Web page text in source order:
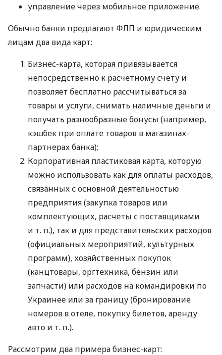
управление через мобильное приложение.
Обычно банки предлагают ФЛП и юридическим
лицам два вида карт:
Бизнес-карта, которая привязывается
непосредственно к расчетному счету и
позволяет бесплатно рассчитываться за
товары и услуги, снимать наличные деньги и
получать разнообразные бонусы (например,
кэшбек при оплате товаров в магазинах-
партнерах банка);
Корпоративная пластиковая карта, которую
можно использовать как для оплаты расходов,
связанных с основной деятельностью
предприятия (закупка товаров или
комплектующих, расчеты с поставщиками
и т. п.), так и для представительских расходов
(официальных мероприятий, культурных
программ), хозяйственных покупок
(канцтовары, оргтехника, бензин или
запчасти) или расходов на командировки по
Украинее или за границу (бронирование
номеров в отеле, покупку билетов, аренду
авто и т. п.).
Рассмотрим два примера бизнес-карт: